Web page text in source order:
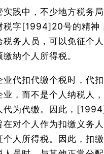
实践中，不少地方税务
税字[1994]20号的精神
税务人员，可以免征个
纳个人所得税。
代扣代缴个税时，代
业，而不是个人纳税人
代为代缴。因此，
在对个人作为扣缴义务
个人所得税。因此，扣